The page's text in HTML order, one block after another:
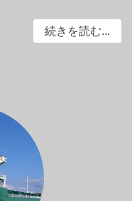
続きを読む...